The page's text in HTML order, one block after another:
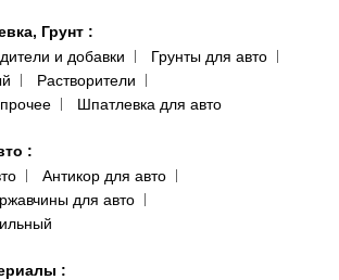
Грунт :
и добавки
Грунты для авто
Растворители
Шпатлевка для авто
:
Антикор для авто
для авто
: